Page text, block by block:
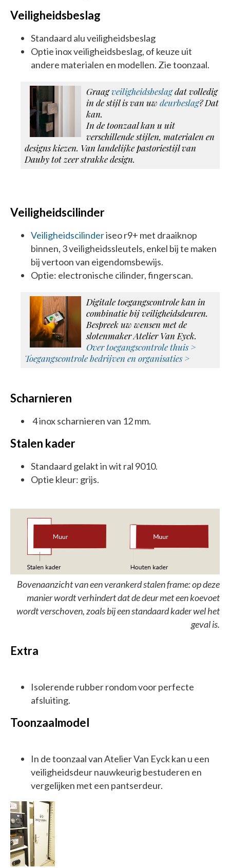
Veiligheidsbeslag
Standaard alu veiligheidsbeslag
Optie inox veiligheidsbeslag, of keuze uit
andere materialen en modellen. Zie toonzaal.
Graagveiligheidsbeslagdat volledig
in de stijl is van uw deurbeslag? Dat
kan.
In de toonzaal kan u uit
verschillende stijlen, materialen en
designs kiezen. Van landelijke pastoriestijl van
Dauby tot zeer strakke design.
Veiligheidscilinder
Veiligheidscilinderiseo r9+ met draaiknop
binnen, 3 veiligheidssleutels, enkel bij te maken
bij vertoon van eigendomsbewijs.
Optie: electronische cilinder, fingerscan.
Digitale toegangscontrole kan in
combinatie bij veiligheidsdeuren.
Bespreek uw wensen met de
slotenmaker Atelier Van Eyck.
Over toegangscontrole thuis >
Toegangscontrole bedrijven en organisaties >
Scharnieren
4 inox scharnieren van 12 mm.
Stalen kader
Standaard gelakt in wit ral 9010.
Optie kleur: grijs.
Bovenaanzicht van een verankerd stalen frame: op deze
manier wordt verhindert dat de deur met een koevoet
wordt verschoven, zoals bij een standaard kader wel het
geval is.
Extra
Isolerende rubber rondom voor perfecte
afsluiting.
Toonzaalmodel
In de toonzaal van Atelier Van Eyck kan u een
veiligheidsdeur nauwkeurig bestuderen en
vergelijken met een pantserdeur.